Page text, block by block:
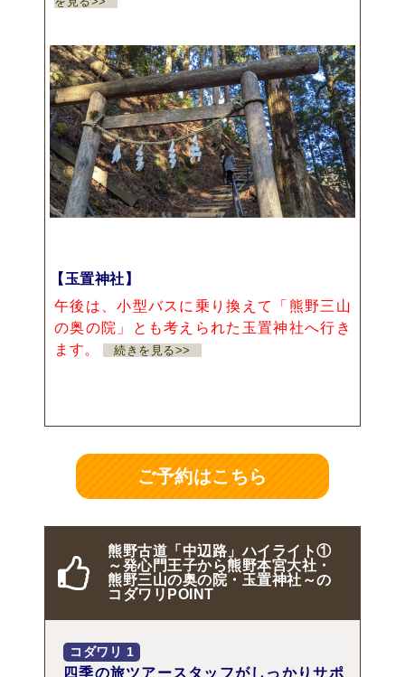
【玉置神社】
午後は、小型バスに乗り換えて「熊野三山
の奥の院」とも考えられた玉置神社へ行き
ます。
続きを見る>>
ご予約はこちら
熊野古道「中辺路」ハイライト①
～発心門王子から熊野本宮大社・
熊野三山の奥の院・玉置神社～の
コダワリPOINT
コダワリ 1
四季の旅ツアースタッフがしっかりサポ